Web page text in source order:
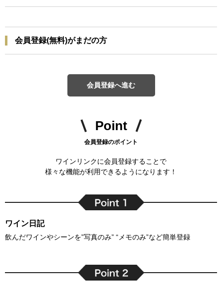
会員登録(無料)がまだの方
会員登録へ進む
Point
会員登録のポイント
ワインリンクに会員登録することで
様々な機能が利用できるようになります！
ワイン日記
飲んだワインやシーンを”写真のみ” “メモのみ”など簡単登録